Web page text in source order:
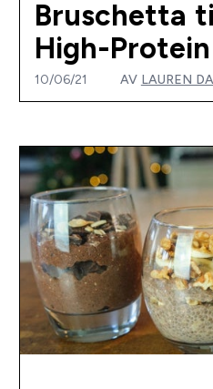
Bruschetta
High-
10/06/21 AV LAUREN